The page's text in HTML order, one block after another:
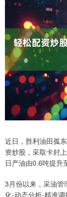
近日，胜利油田孤
资炒股，采取卡封
日产油由0.6吨提升
3月份以来，采油管
化-动态分析-精准